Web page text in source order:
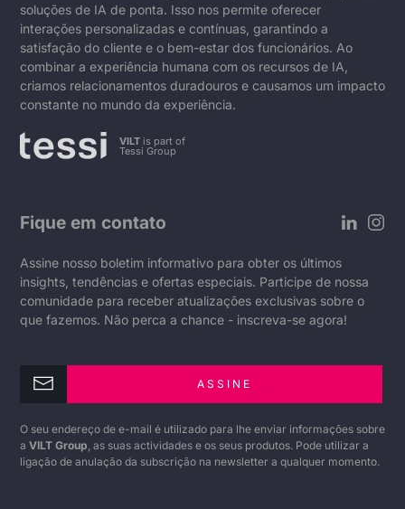
soluções de IA de ponta. Isso nos permite oferecer
interações personalizadas e contínuas, garantindo a
satisfação do cliente e o bem-estar dos funcionários. Ao
combinar a experiência humana com os recursos de IA,
criamos relacionamentos duradouros e causamos um impacto
constante no mundo da experiência.
VILT is part of
Tessi Group
Fique em contato
Assine nosso boletim informativo para obter os últimos
insights, tendências e ofertas especiais. Participe de nossa
comunidade para receber atualizações exclusivas sobre o
que fazemos. Não perca a chance - inscreva-se agora!
ASSINE
O seu endereço de e-mail é utilizado para lhe enviar informações sobre
a VILT Group , as suas actividades e os seus produtos. Pode utilizar a
ligação de anulação da subscrição na newsletter a qualquer momento.